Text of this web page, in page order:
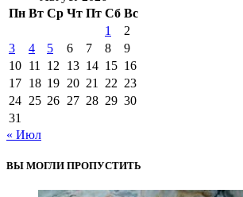
Пн Вт Ср Чт Пт Сб Вс
1
2
3
4 5 6 7 8
9
10 11 12 13 14 15 16
17 18 19 20 21 22 23
24 25 26 27 28 29 30
31
« Июл
ВЫ МОГЛИ ПРОПУСТИТЬ